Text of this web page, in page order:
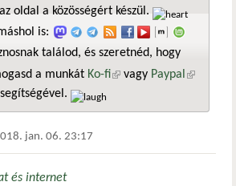
az oldal a közösségért készül.
is:
találod, és szeretnéd, hogy
a munkát Ko-fi(külső hivatkozás)
vagy Paypal
segítségével.
jan. 06. 23:17
és internet